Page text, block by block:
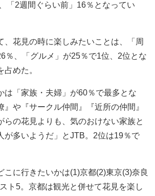
「2週間ぐらい前」16％となってい
花見の時に楽しみたいことは、「周
％、「グルメ」が25％で1位、2位とな
占めた。
「家族・夫婦」が60％で最多とな
』や『サークル仲間』『近所の仲間』
らの花見よりも、気のおけない家族と
が多いようだ」とJTB。2位は19％で
に行きたいかは(1)京都(2)東京(3)奈良
ト5。京都は観光と併せて花見を楽し